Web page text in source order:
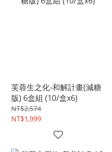
芙蓉生之化-和解計畫(減糖
版) 6盒組 (10/盒x6)
NT$2,574
NT$1,999